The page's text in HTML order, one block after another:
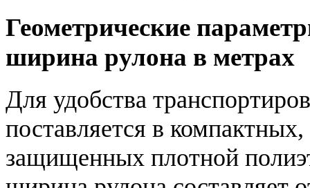
Геометрические
ширина рулона в метрах
Для удобства
поставляется в
защищенных плотной